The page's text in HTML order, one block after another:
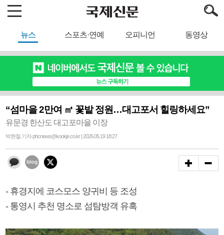
뉴스 스포츠·연예 오피니언 동영상
“섬마을 2만여 ㎡ 꽃밭 정원…대고포서 힐링하세요”
유문경 한산도 대고포마을 이장
박현철 기자 phcnews@kookje.co.kr | 2026.05.19 18:27
- 휴경지에 코스모스 양귀비 등 조성
- 통영시 추천 명소로 섬탐방객 유혹